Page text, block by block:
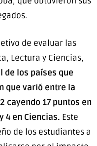
de evaluar las
Lectura y Ciencias,
de los países que
que varió entre la
cayendo 17 puntos en
4 en Ciencias. Este
de los estudiantes a